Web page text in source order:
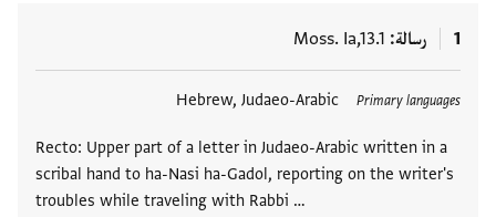
1 رسالة Moss. Ia,13.1
Primary languages
Hebrew, Judaeo-Arabic
Recto: Upper part of a letter in Judaeo-Arabic written in a
scribal hand to ha-Nasi ha-Gadol, reporting on the writer's
troubles while traveling with Rabbi …
العلامات